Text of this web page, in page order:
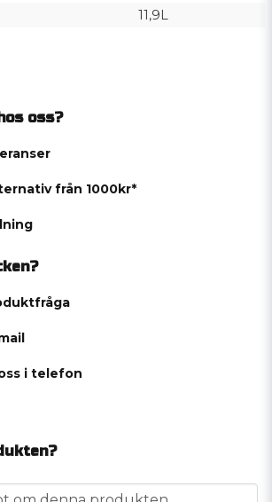
11,9L
oss?
från 1000kr*
i telefon